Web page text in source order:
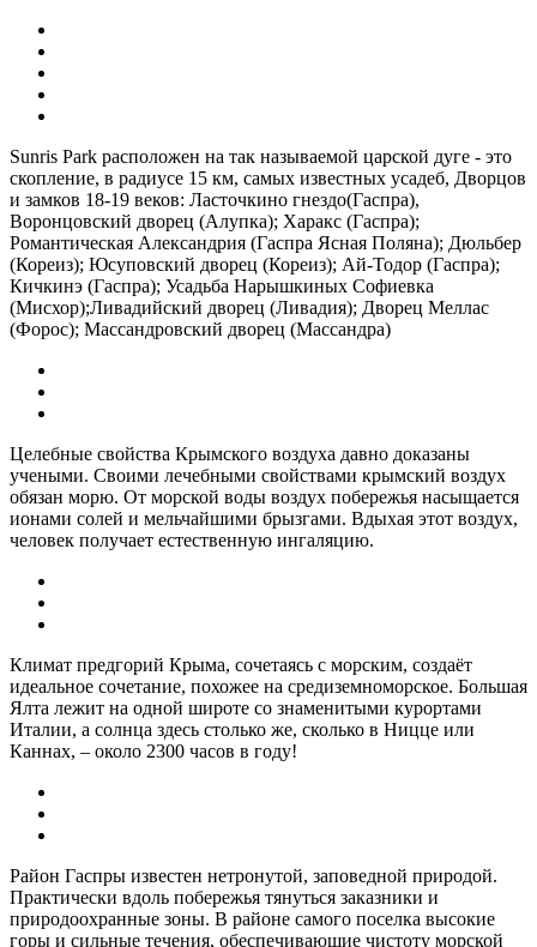
Sunris Park расположен на так называемой царской дуге - это
скопление, в радиусе 15 км, самых известных усадеб, Дворцов
и замков 18-19 веков: Ласточкино гнездо(Гаспра),
Воронцовский дворец (Алупка); Харакс (Гаспра);
Романтическая Александрия (Гаспра Ясная Поляна); Дюльбер
(Кореиз); Юсуповский дворец (Кореиз); Ай-Тодор (Гаспра);
Кичкинэ (Гаспра); Усадьба Нарышкиных Софиевка
(Мисхор);Ливадийский дворец (Ливадия); Дворец Меллас
(Форос); Массандровский дворец (Массандра)
Целебные свойства Крымского воздуха давно доказаны
учеными. Своими лечебными свойствами крымский воздух
обязан морю. От морской воды воздух побережья насыщается
ионами солей и мельчайшими брызгами. Вдыхая этот воздух,
человек получает естественную ингаляцию.
Климат предгорий Крыма, сочетаясь с морским, создаёт
идеальное сочетание, похожее на средиземноморское. Большая
Ялта лежит на одной широте со знаменитыми курортами
Италии, а солнца здесь столько же, сколько в Ницце или
Каннах, – около 2300 часов в году!
Район Гаспры известен нетронутой, заповедной природой.
Практически вдоль побережья тянуться заказники и
природоохранные зоны. В районе самого поселка высокие
горы и сильные течения, обеспечивающие чистоту морской